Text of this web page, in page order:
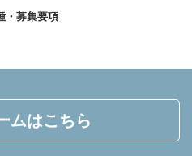
・募集要項
ムはこちら